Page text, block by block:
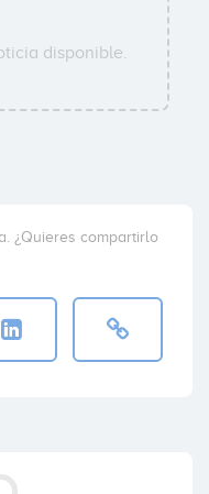
disponible.
¿Quieres compartirlo